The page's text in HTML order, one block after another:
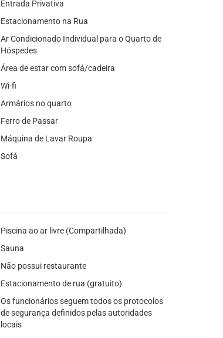
Entrada Privativa
Estacionamento na Rua
Ar Condicionado Individual para o Quarto de
Hóspedes
Área de estar com sofá/cadeira
Wi-fi
Armários no quarto
Ferro de Passar
Máquina de Lavar Roupa
Sofá
Piscina ao ar livre (Compartilhada)
Sauna
Não possui restaurante
Estacionamento de rua (gratuito)
Os funcionários seguem todos os protocolos
de segurança definidos pelas autoridades
locais